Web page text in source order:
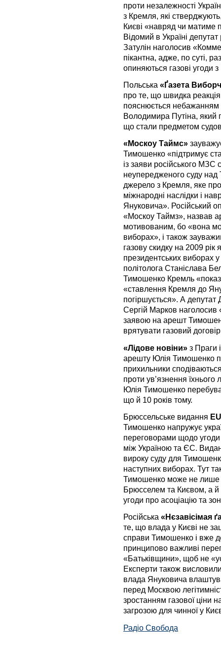
проти незалежності
з Кремля, які
Києві «навряд чи матиме
Відомий в Україні
Затулін наголосив
пікантна, адже, по суті,
опиняються газові угоди
Польська «Ґазета
про те, що швидка
пояснюється небажанням
Володимира Путіна, який
що стали предметом
«Москоу Таймс»
Тимошенко «підтримує
із заяви російського
неупередженого суду
джерело з Кремля, яке
міжнародні наслідки і
Януковича». Російський
«Москоу Таймз», назвав
мотивованим, бо «вона
виборах», і також
газову скидку на 2009 рік
президентських виборах
політолога Станіслава
Тимошенко Кремль
«ставлення Кремля до
погіршується». А депутат
Сергій Марков
заявою на арешт
врятувати газовий
«Лідове новіни» з Праги
арешту Юлія Тимошенко
прихильники
проти ув’язнення
Юлія Тимошенко
що й 10 років тому.
Брюссельське видання
Тимошенко напружує
переговорами щодо угоди
між Україною та ЄС.
вироку суду для
наступних виборах. Тут
Тимошенко може не лише
Брюсселем та Києвом, а й
угоди про асоціацію та
Російська «Нєзавісімая
те, що влада у Києві не
справи Тимошенко і вже
принципово важливі
«Батьківщини», щоб не
Експерти також
влада Януковича
перед Москвою
зростанням газової ціни
загрозою для чинної у
Радіо Свобода